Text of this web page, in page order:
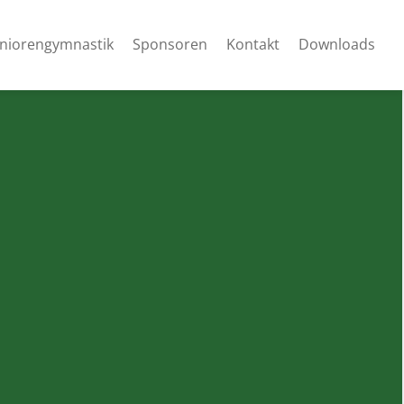
Sponsoren Kontakt Downloads